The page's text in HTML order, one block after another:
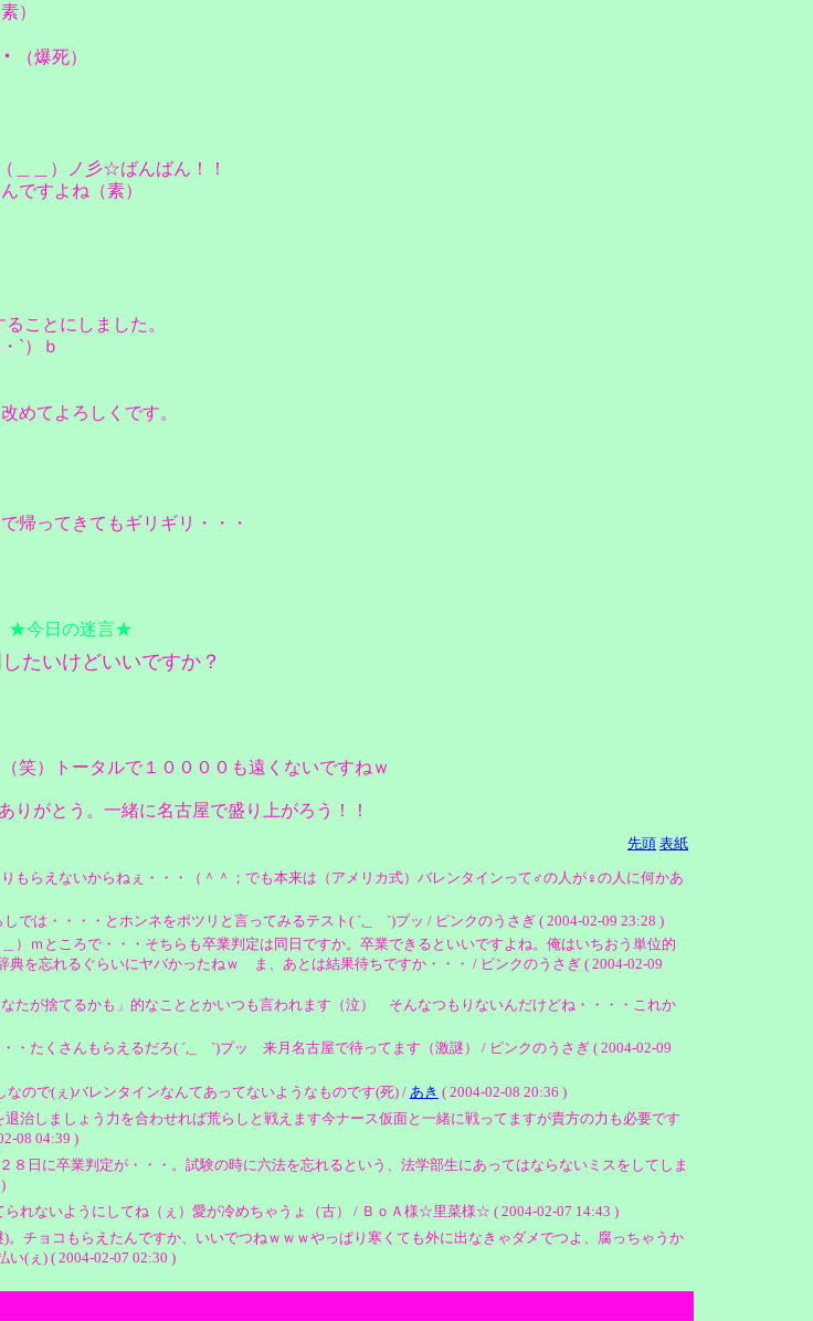
）
（爆死）
＿＿）ノ彡☆ばんばん！！
ですよね（素）
ことにしました。
`）ｂ
めてよろしくです。
帰ってきてもギリギリ・・・
★今日の迷言★
したいけどいいですか？
笑）トータルで１００００も遠くないですねｗ
りがとう。一緒に名古屋で盛り上がろう！！
先頭 表紙
もらえないからねぇ・・・（＾＾；でも本来は（アメリカ式）バレンタインって♂の人が♀の人に何かあ
は・・・・とホンネをポツリと言ってみるテスト( ´,_ゝ`)プッ / ピンクのうさぎ ( 2004-02-09 23:28 )
）ｍところで・・・そちらも卒業判定は同日ですか。卒業できるといいですよね。俺はいちおう単位的
を忘れるぐらいにヤバかったねｗ ま、あとは結果待ちですか・・・ / ピンクのうさぎ ( 2004-02-09
たが捨てるかも」的なこととかいつも言われます（泣） そんなつもりないんだけどね・・・・これか
・たくさんもらえるだろ( ´,_ゝ`)プッ 来月名古屋で待ってます（激謎） / ピンクのうさぎ ( 2004-02-09
ので(ぇ)バレンタインなんてあってないようなものです(死) / あき ( 2004-02-08 20:36 )
治しましょう力を合わせれば荒らしと戦えます今ナース仮面と一緒に戦ってますが貴方の力も必要です
08 04:39 )
日に卒業判定が・・・。試験の時に六法を忘れるという、法学部生にあってはならないミスをしてしま
れないようにしてね（ぇ）愛が冷めちゃうょ（古） / ＢｏＡ様☆里菜様☆ ( 2004-02-07 14:43 )
チョコもらえたんですか、いいでつねｗｗｗやっぱり寒くても外に出なきゃダメでつよ、腐っちゃうか
(ぇ) ( 2004-02-07 02:30 )